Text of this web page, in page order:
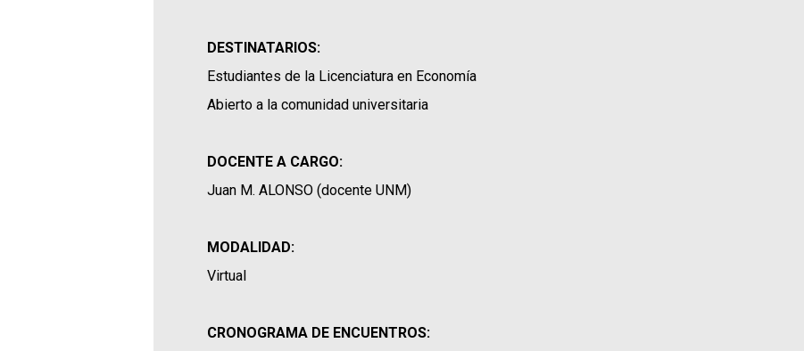
DESTINATARIOS:
Estudiantes de la Licenciatura en Economía
Abierto a la comunidad universitaria
DOCENTE A CARGO:
Juan M. ALONSO (docente UNM)
MODALIDAD:
Virtual
CRONOGRAMA DE ENCUENTROS: